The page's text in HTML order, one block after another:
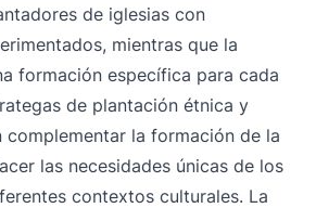
de iglesias con
mientras que la
formación específica para cada
de plantación étnica y
complementar la formación de la
las necesidades únicas de los
contextos culturales. La